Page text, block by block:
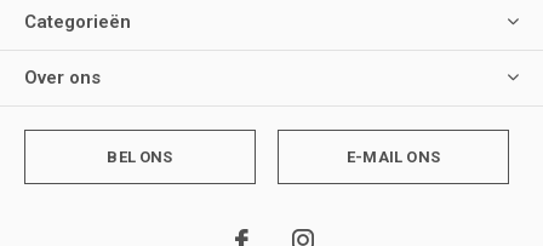
Categorieën
Over ons
BEL ONS E-MAIL ONS